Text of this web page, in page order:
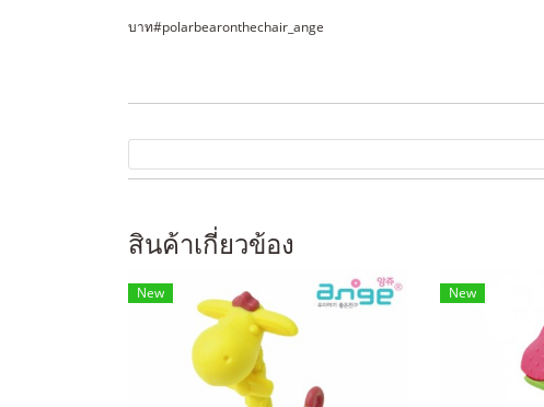
บาท#polarbearonthechair_ange
สินค้าเกี่ยวข้อง
New New